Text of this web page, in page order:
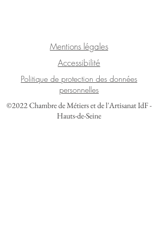
Mentions légales
Accessibilité
Politique de protection des données
personnelles
©2022 Chambre de Métiers et de l'Artisanat IdF -
Hauts-de-Seine